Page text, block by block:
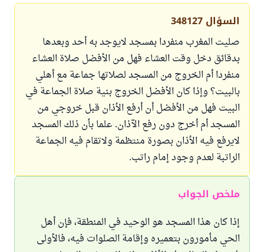
السؤال 348127
صليت المغرب منفردا بمسجد لايوجد به أحد وبعدها
بدقائق دخل وقت العشاء فهل من الأفضل صلاة العشاء
منفردا أم الخروج من المسجد لصلاتها جماعة مع أهلي
بالبيت؟ وإذا كان الأفضل الخروج بنية صلاة الجماعة في
البيت فهل من الأفضل أن أرفع الأذان قبل خروجي من
المسجد أم أخرج دون رفع الآذان. علما بأن ذلك المسجد
لايرفع فيه الأذان بصورة منتظمة ولاتقام فيه الجماعة
الراتبة لعدم وجود إمام راتب.
ملخص الجواب
إذا كان هذا المسجد هو الوحيد في المنطقة، فإن أهل
الحي مأمورون بتعميره وإقامة الصلوات فيه، فالأولى